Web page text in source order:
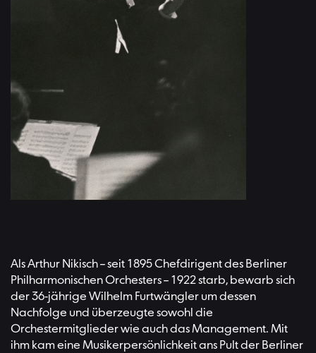
Als Arthur Nikisch – seit 1895 Chefdirigent des Berliner
Philharmonischen Orchesters – 1922 starb, bewarb sich
der 36-jährige Wilhelm Furtwängler um dessen
Nachfolge und überzeugte sowohl die
Orchestermitglieder wie auch das Management. Mit
ihm kam eine Musikerpersönlichkeit ans Pult der Berliner